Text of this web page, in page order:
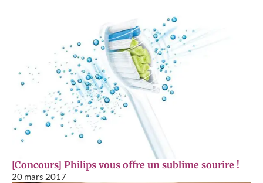
[Concours] Philips vous offre un sublime sourire !
20 mars 2017